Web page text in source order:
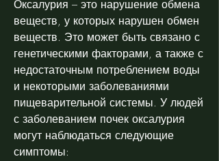
Оксалурия – это нарушение обмена
веществ, у которых нарушен обмен
веществ. Это может быть связано с
генетическими факторами, а также с
недостаточным потреблением воды
и некоторыми заболеваниями
пищеварительной системы. У людей
с заболеванием почек оксалурия
могут наблюдаться следующие
симптомы: